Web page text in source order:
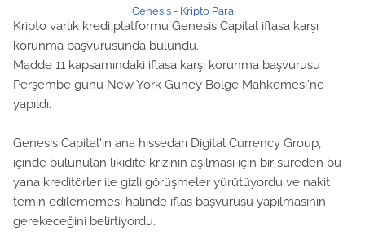
Genesis - Kripto Para
Kripto varlık kredi platformu Genesis Capital iflasa karşı
korunma başvurusunda bulundu.
Madde 11 kapsamındaki iflasa karşı korunma başvurusu
Perşembe günü New York Güney Bölge Mahkemesi'ne
yapıldı.
Genesis Capital'ın ana hissedarı Digital Currency Group,
içinde bulunulan likidite krizinin aşılması için bir süreden bu
yana kreditörler ile gizli görüşmeler yürütüyordu ve nakit
temin edilememesi halinde iflas başvurusu yapılmasının
gerekeceğini belirtiyordu.